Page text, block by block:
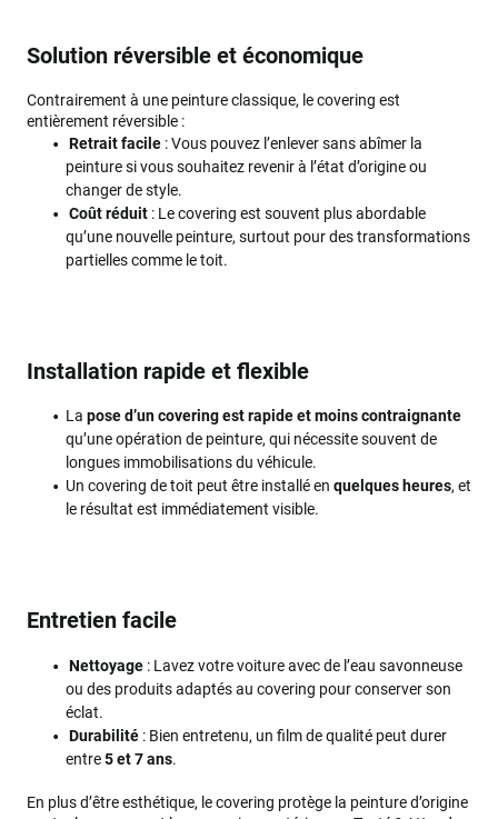
Solution réversible et économique
Contrairement à une peinture classique, le covering est
entièrement réversible :
Retrait facile: Vous pouvez l’enlever sans abîmer la
peinture si vous souhaitez revenir à l’état d’origine ou
changer de style.
Coût réduit: Le covering est souvent plus abordable
qu’une nouvelle peinture, surtout pour des transformations
partielles comme le toit.
Installation rapide et flexible
La pose d’un covering est rapide et moins contraignante
qu’une opération de peinture, qui nécessite souvent de
longues immobilisations du véhicule.
Un covering de toit peut être installé en quelques heures, et
le résultat est immédiatement visible.
Entretien facile
Nettoyage: Lavez votre voiture avec de l’eau savonneuse
ou des produits adaptés au covering pour conserver son
éclat.
Durabilité: Bien entretenu, un film de qualité peut durer
entre5 et 7 ans.
En plus d’être esthétique, le covering protège la peinture d’origine